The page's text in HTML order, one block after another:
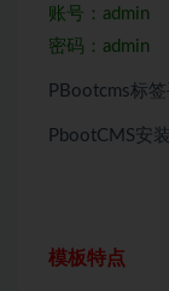
账号：admin
密码：admin
PBootcms标
PbootCMS安
模板特点